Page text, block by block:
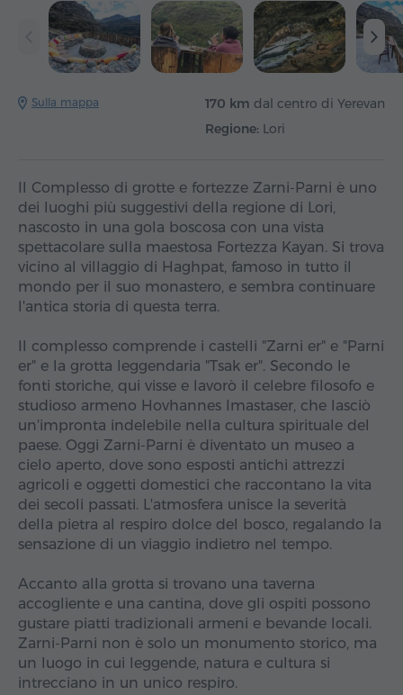
Sulla mappa 170 km dal centro di Yerevan
Regione: Lori
Il Complesso di grotte e fortezze Zarni-Parni è uno
dei luoghi più suggestivi della regione di Lori,
nascosto in una gola boscosa con una vista
spettacolare sulla maestosa Fortezza Kayan. Si trova
vicino al villaggio di Haghpat, famoso in tutto il
mondo per il suo monastero, e sembra continuare
l'antica storia di questa terra.
Il complesso comprende i castelli "Zarni er" e "Parni
er" e la grotta leggendaria "Tsak er". Secondo le
fonti storiche, qui visse e lavorò il celebre filosofo e
studioso armeno Hovhannes Imastaser, che lasciò
un'impronta indelebile nella cultura spirituale del
paese. Oggi Zarni-Parni è diventato un museo a
cielo aperto, dove sono esposti antichi attrezzi
agricoli e oggetti domestici che raccontano la vita
dei secoli passati. L'atmosfera unisce la severità
della pietra al respiro dolce del bosco, regalando la
sensazione di un viaggio indietro nel tempo.
Accanto alla grotta si trovano una taverna
accogliente e una cantina, dove gli ospiti possono
gustare piatti tradizionali armeni e bevande locali.
Zarni-Parni non è solo un monumento storico, ma
un luogo in cui leggende, natura e cultura si
intrecciano in un unico respiro.